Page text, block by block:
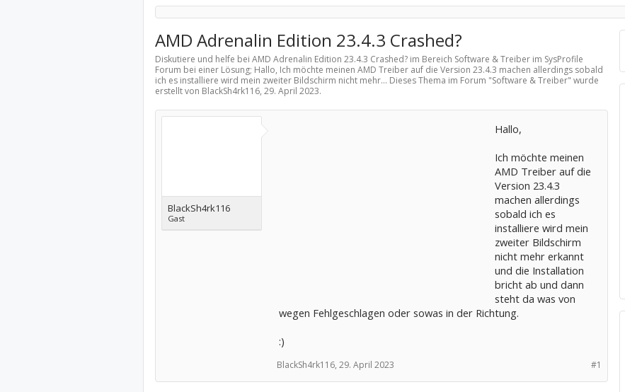
AMD Adrenalin Edition 23.4.3 Crashed?
Diskutiere und helfe bei AMD Adrenalin Edition 23.4.3 Crashed? im Bereich Software & Treiberim SysProfile
Forum bei einer Lösung; Hallo, Ich möchte meinen AMD Treiber auf die Version 23.4.3 machen allerdings sobald
ich es installiere wird mein zweiter Bildschirm nicht mehr... Dieses Thema im Forum "Software & Treiber" wurde
erstellt von BlackSh4rk116, 29. April 2023.
BlackSh4rk116
Gast
Hallo,
Ich möchte meinen
AMD Treiber auf die
Version 23.4.3
machen allerdings
sobald ich es
installiere wird mein
zweiter Bildschirm
nicht mehr erkannt
und die Installation
bricht ab und dann
steht da was von
wegen Fehlgeschlagen oder sowas in der Richtung.
:)
#1
BlackSh4rk116, 29. April 2023